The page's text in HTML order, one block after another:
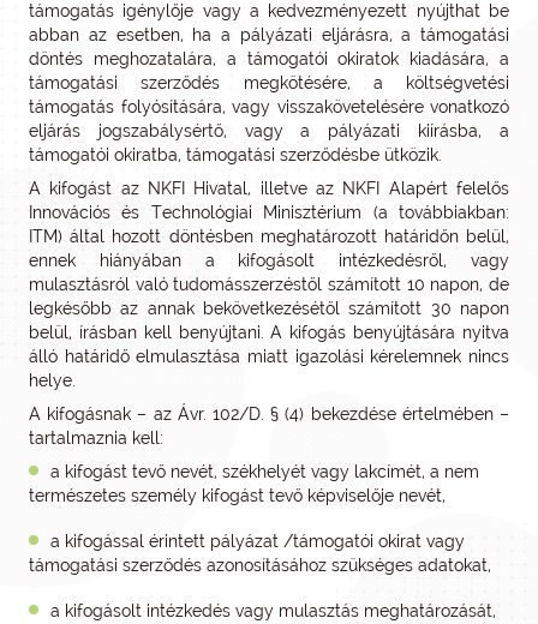
támogatás igénylője vagy a kedvezményezett nyújthat be
abban az esetben, ha a pályázati eljárásra, a támogatási
döntés meghozatalára, a támogatói okiratok kiadására, a
támogatási szerződés megkötésére, a költségvetési
támogatás folyósítására, vagy visszakövetelésére vonatkozó
eljárás jogszabálysértő, vagy a pályázati kiírásba, a
támogatói okiratba, támogatási szerződésbe ütközik.
A kifogást az NKFI Hivatal, illetve az NKFI Alapért felelős
Innovációs és Technológiai Minisztérium (a továbbiakban:
ITM) által hozott döntésben meghatározott határidőn belül,
ennek hiányában a kifogásolt intézkedésről, vagy
mulasztásról való tudomásszerzéstől számított 10 napon, de
legkésőbb az annak bekövetkezésétől számított 30 napon
belül, írásban kell benyújtani. A kifogás benyújtására nyitva
álló határidő elmulasztása miatt igazolási kérelemnek nincs
helye.
A kifogásnak – az Ávr. 102/D. § (4) bekezdése értelmében –
tartalmaznia kell:
a kifogást tevő nevét, székhelyét vagy lakcímét, a nem
természetes személy kifogást tevő képviselője nevét,
a kifogással érintett pályázat /támogatói okirat vagy
támogatási szerződés azonosításához szükséges adatokat,
a kifogásolt intézkedés vagy mulasztás meghatározását,